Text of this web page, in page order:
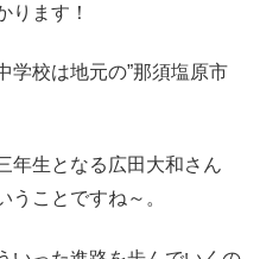
ります！
学校は地元の”那須塩原市
年生となる広田大和さん
うことですね～。